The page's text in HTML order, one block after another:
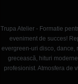
Trupa Atelier - Formatie
eveniment de succes!
evergreen-uri disco, dance,
grecească, hituri
profesionist. Atmosfera de